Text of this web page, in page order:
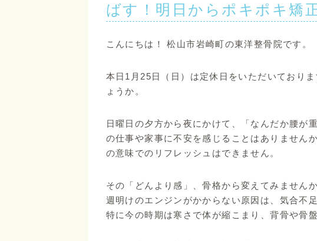
ばす！明日からポキポキ矯
こんにちは！ 松山市岩崎町の東洋整骨院です。
本日1月25日（日）は定休日をいただいており
ょうか。
日曜日の夕方から夜にかけて、「なんだか腰が
の仕事や家事に不安を感じることはありません
の意味でのリフレッシュはできません。
その「どんより感」、骨格から変えてみませんか
週明けのエンジンがかからない原因は、気合不
特に今の時期は寒さで体が縮こまり、背骨や骨